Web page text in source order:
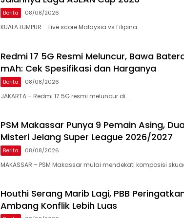
Berita 08/08/2026
KUALA LUMPUR – Live score Malaysia vs Filipina…
Redmi 17 5G Resmi Meluncur, Bawa
mAh: Cek Spesifikasi dan Harganya
Berita 08/08/2026
JAKARTA – Redmi 17 5G resmi meluncur di…
PSM Makassar Punya 9 Pemain Asing,
Misteri Jelang Super League 2026/2027
Berita 08/08/2026
MAKASSAR – PSM Makassar mulai mendekati komposisi
Houthi Serang Marib Lagi, PBB
Ambang Konflik Lebih Luas